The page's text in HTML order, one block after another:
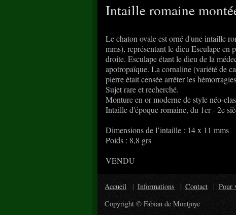
Intaille romaine
Le chaton ovale est orné d'une intaille
mms), représentant le dieu Esculape en
droite. Esculape étant le dieu de la
apotropaïque. La cornaline (variété de
pierre était censée arrêter les
Sujet rare et recherché.
Monture en or moderne de style néo-
Intaille d'époque romaine, du 1er - 2e
Dimensions de l’intaille : 14 x 11 mms
Poids : 8,8 grs
VENDU
Accueil Informations Contact Pour
Copyright © Fabian de Montjoye